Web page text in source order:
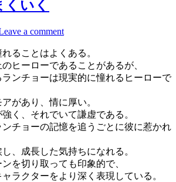
いく
a comment
ることはよくある。
ヒーローであることがあるが、
ンチョーは現実的に憧れるヒーローで
があり、情に厚い。
く、それでいて謙虚である。
チョーの記憶を追うごとに彼に惹かれ
、成長した気持ちになれる。
を切り取っても印象的で、
ラクターをより深く表現している。